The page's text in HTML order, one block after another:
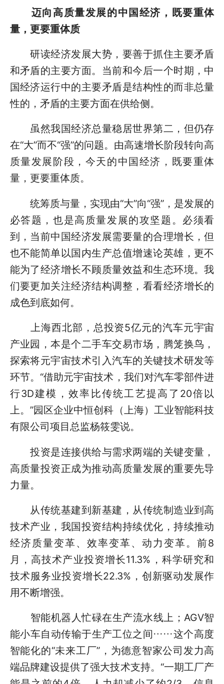
迈向高质量发展的中国经济，既要重体
量，更要重体质
研读经济发展大势，要善于抓住主要矛盾
和矛盾的主要方面。当前和今后一个时期，中
国经济运行中的主要矛盾是结构性的而非总量
性的，矛盾的主要方面在供给侧。
虽然我国经济总量稳居世界第二，但仍存
在“大”而不“强”的问题。由高速增长阶段转向高
质量发展阶段，今天的中国经济，既要重体
量，更要重体质。
统筹质与量，实现由“大”向“强”，是发展的
必答题，也是高质量发展的攻坚题。必须看
到，当前中国经济发展需要量的合理增长，但
也不能简单以国内生产总值增速论英雄，更不
能为了经济增长不顾质量效益和生态环境。我
们要更加关注经济结构调整，看看经济增长的
成色到底如何。
上海西北部，总投资5亿元的汽车元宇宙
产业园，本是个二手车交易市场，腾笼换鸟，
探索将元宇宙技术引入汽车的关键技术研发等
环节。“借助元宇宙技术，我们对汽车零部件进
行3D建模，效率比传统工艺提高了20倍以
上。”园区企业中恒创科（上海）工业智能科技
有限公司项目总监杨筱雯说。
投资是连接供给与需求两端的关键变量，
高质量投资正成为推动高质量发展的重要先导
力量。
从传统基建到新基建，从传统制造业到高
技术产业，我国投资结构持续优化，持续推动
经济质量变革、效率变革、动力变革。前8
月，高技术产业投资增长11.3%，科学研究和
技术服务业投资增长22.3%，创新驱动发展作
用不断增强。
智能机器人忙碌在生产流水线上；AGV智
能小车自动传输于生产工位之间……这个高度
智能化的“未来工厂”，为德意智家公司发力高
端品牌建设提供了强大技术支持。“一期工厂产